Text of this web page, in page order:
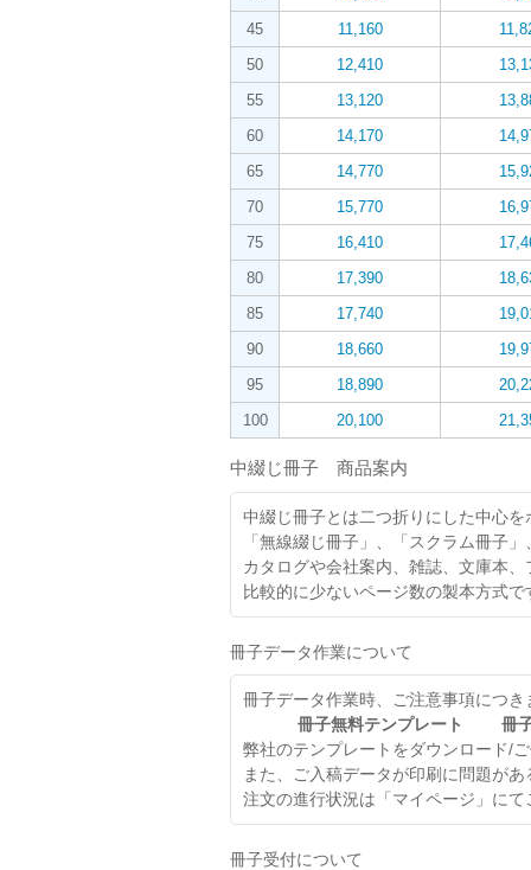
45
11,160
50
12,410
55
13,120
60
14,170
65
14,770
70
15,770
75
16,410
80
17,390
85
17,740
90
18,660
95
18,890
100
20,100
中綴じ冊子 商品案内
中綴じ冊子とは二つ折りにした中心
「無線綴じ冊子」、「スクラム冊子
カタログや会社案内、雑誌、文庫本
比較的に少ないページ数の製本方式
冊子データ作業について
冊子データ作業時、ご注意事項につ
冊子無料テンプレート
冊
弊社のテンプレートをダウンロード/
また、ご入稿データが印刷に問題が
注文の進行状況は「マイページ」に
冊子受付について